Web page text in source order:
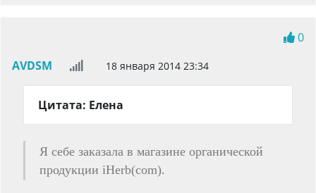
0
AVDSM
18 января 2014 23:34
Цитата: Елена
Я себе заказала в магазине органической
продукции iHerb(com).